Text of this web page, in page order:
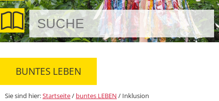
anmelden
BUNTES LEBEN
Sie sind hier:Startseite/ buntes LEBEN / Inklusion